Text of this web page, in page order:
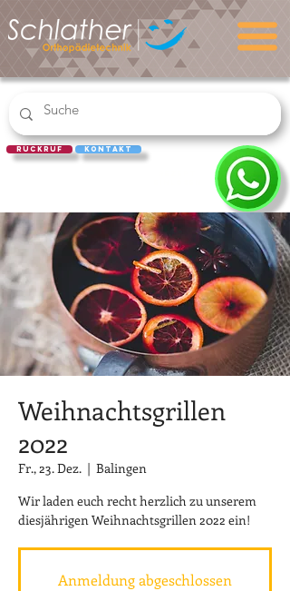
Rückruf Kontakt
Weihnachtsgrillen
2022
Fr., 23. Dez.
  |
Balingen
Wir laden euch recht herzlich zu unserem
diesjährigen Weihnachtsgrillen 2022 ein!
Anmeldung abgeschlossen